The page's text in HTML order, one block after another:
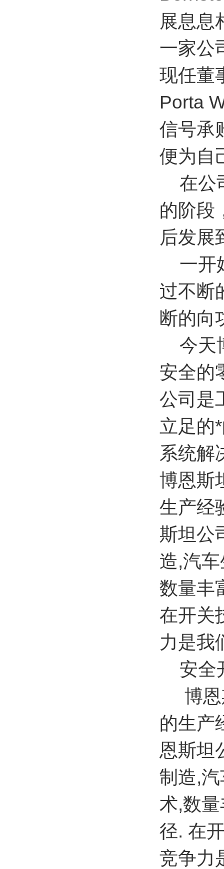
展息息
一家公
现任董
Porta
信号承
便为自
在公
的阶段
后发展
一开
过不断
断的向
今天
安全的
公司是
立足的
系统解
博恩斯
生产经
斯坦公
造,汽
数量丰
在开关
力是我
安全
博恩
的生产
恩斯坦
制造,
术,数
径. 在
竞争力